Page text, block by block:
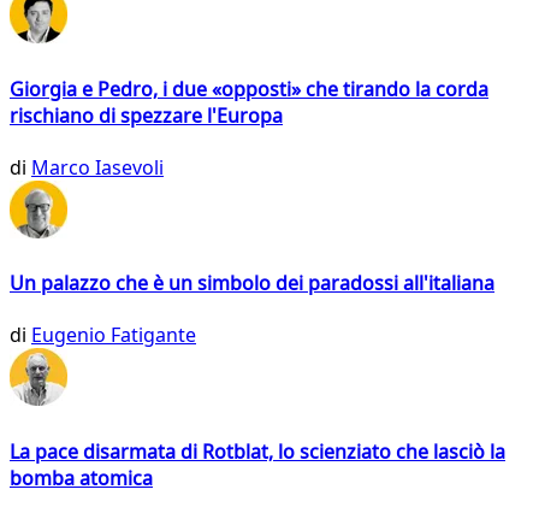
Giorgia e Pedro, i due «opposti» che tirando la corda
rischiano di spezzare l'Europa
di Marco Iasevoli
Un palazzo che è un simbolo dei paradossi all'italiana
di Eugenio Fatigante
La pace disarmata di Rotblat, lo scienziato che lasciò la
bomba atomica